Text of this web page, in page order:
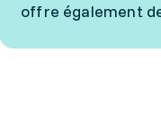
offre également